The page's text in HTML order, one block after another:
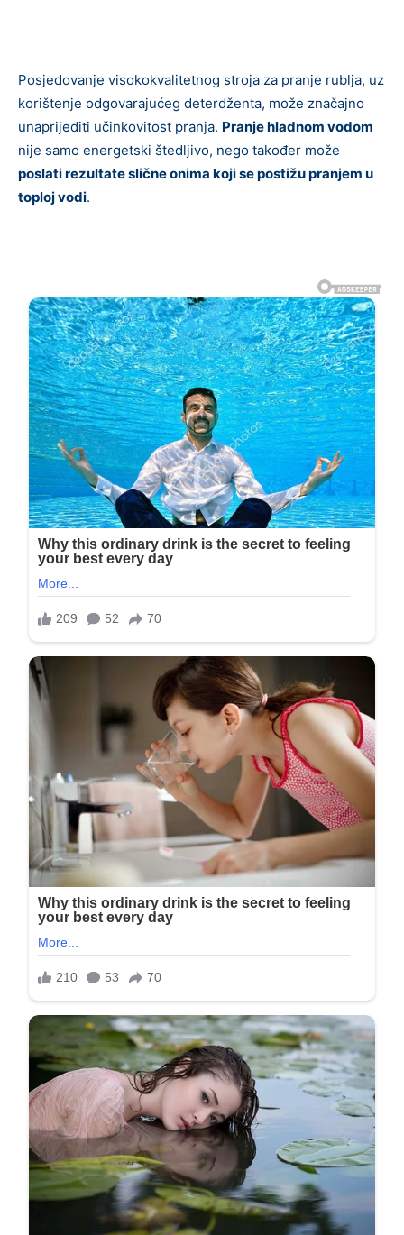
Posjedovanje visokokvalitetnog stroja za pranje rublja, uz
korištenje odgovarajućeg deterdženta, može značajno
unaprijediti učinkovitost pranja. Pranje hladnom vodom
nije samo energetski štedljivo, nego također može
poslati rezultate slične onima koji se postižu pranjem u
toploj vodi.